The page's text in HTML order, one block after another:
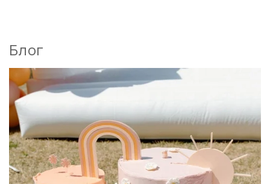
Блог